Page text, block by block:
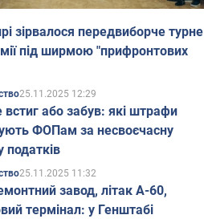
зірвалося передвиборче турне
під ширмою "прифронтових
25.11.2025 12:29
встиг або забув: які штрафи
ФОПам за несвоєчасну
податків
25.11.2025 11:32
завод, літак А-60,
термінал: у Генштабі